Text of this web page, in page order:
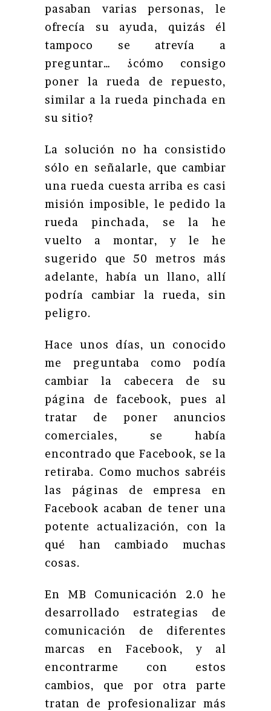
pasaban varias personas, le
ofrecía su ayuda, quizás él
tampoco se atrevía a
preguntar… ¿cómo consigo
poner la rueda de repuesto,
similar a la rueda pinchada en
su sitio?
La solución no ha consistido
sólo en señalarle, que cambiar
una rueda cuesta arriba es casi
misión imposible, le pedido la
rueda pinchada, se la he
vuelto a montar, y le he
sugerido que 50 metros más
adelante, había un llano, allí
podría cambiar la rueda, sin
peligro.
Hace unos días, un conocido
me preguntaba como podía
cambiar la cabecera de su
página de facebook, pues al
tratar de poner anuncios
comerciales, se había
encontrado que Facebook, se la
retiraba. Como muchos sabréis
las páginas de empresa en
Facebook acaban de tener una
potente actualización, con la
qué han cambiado muchas
cosas.
En MB Comunicación 2.0 he
desarrollado estrategias de
comunicación de diferentes
marcas en Facebook, y al
encontrarme con estos
cambios, que por otra parte
tratan de profesionalizar más